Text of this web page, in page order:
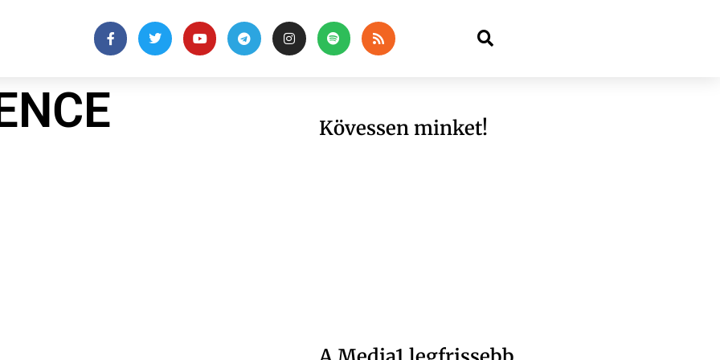
Kövessen minket!